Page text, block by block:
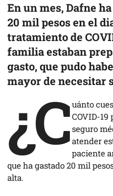
En un mes, Dafne
20 mil pesos en el
tratamiento de
familia estaban
gasto, que pudo
mayor de necesitar
¿Cuánto
COVID-
seguro
atender
paciente
que ha gastado 20 mil
alta.